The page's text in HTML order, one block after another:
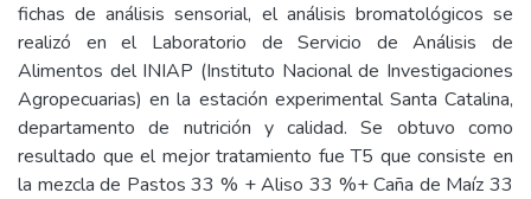
fichas de análisis sensorial, el análisis bromatológicos se
realizó en el Laboratorio de Servicio de Análisis de
Alimentos del INIAP (Instituto Nacional de Investigaciones
Agropecuarias) en la estación experimental Santa Catalina,
departamento de nutrición y calidad. Se obtuvo como
resultado que el mejor tratamiento fue T5 que consiste en
la mezcla de Pastos 33 % + Aliso 33 %+ Caña de Maíz 33